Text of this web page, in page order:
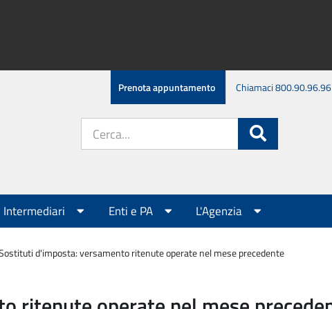
Prenota appuntamento Chiamaci 800.90.96.96
sito:
Intermediari Enti e PA L'Agenzia
d'imposta: versamento ritenute operate nel mese precedente